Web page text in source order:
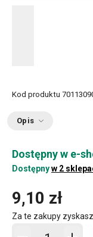
Kod produktu
Opis
Dostępny w e-
Dostępnyw 2
9,10 zł
Za te zakupy
Dodaj do